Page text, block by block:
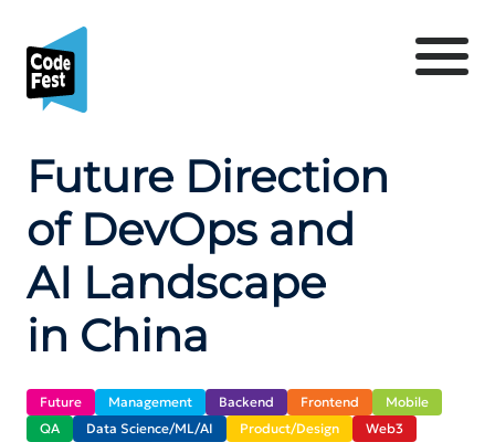
Future Direction
of DevOps and
AI Landscape
in China
Future Management Backend Frontend
Mobile
QA
Data Science/ML/AI Product/Design
Web3